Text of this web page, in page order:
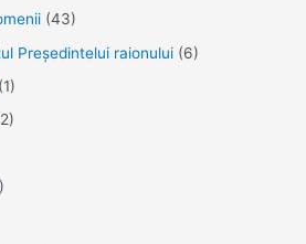
(43)
Președintelui raionului (6)
(1)